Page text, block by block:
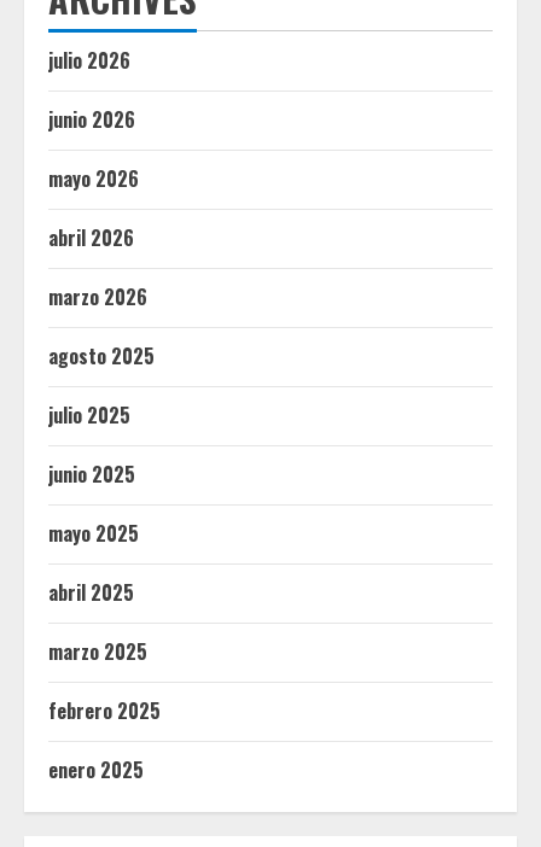
julio 2026
junio 2026
mayo 2026
abril 2026
marzo 2026
agosto 2025
julio 2025
junio 2025
mayo 2025
abril 2025
marzo 2025
febrero 2025
enero 2025